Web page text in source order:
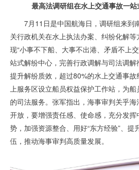
最高法调研组在水上交通事故一站
7月11日是中国航海日，调研组来到
关行政机关在水上执法办案、纠纷化解
现“小事不下船、大事不出港、矛盾不上
站式解纷中心，完善行政调解与司法调
提升解纷质效，超过80%的水上交通事
上服务区设立船员权益保护工作站，为
的司法服务。张军指出，海事审判关乎
开放，要增强责任感、使命感，充分发
势，加强资源整合、用好“东方经验”、提
伍，推动海事审判高质量发展。